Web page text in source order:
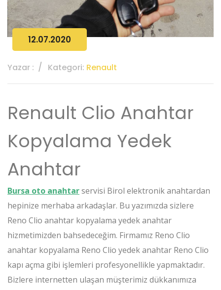
12.07.2020
Yazar : Kategori: Renault
Renault Clio Anahtar
Kopyalama Yedek
Anahtar
Bursa oto anahtarservisi Birol elektronik anahtardan
hepinize merhaba arkadaşlar. Bu yazımızda sizlere
Reno Clio anahtar kopyalama yedek anahtar
hizmetimizden bahsedeceğim. Firmamız Reno Clio
anahtar kopyalama Reno Clio yedek anahtar Reno Clio
kapı açma gibi işlemleri profesyonellikle yapmaktadır.
Bizlere internetten ulaşan müşterimiz dükkanımıza